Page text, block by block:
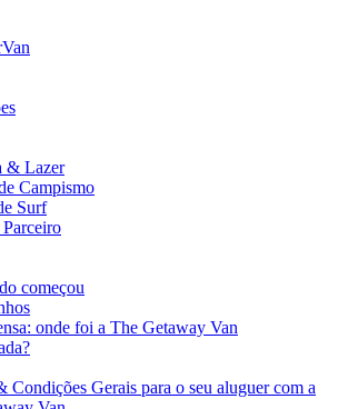
& Lazer
Campismo
Surf
começou
onde foi a The Getaway Van
Condições Gerais para o seu aluguer com a